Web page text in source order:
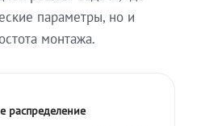
параметры, но и
монтажа.
распределение